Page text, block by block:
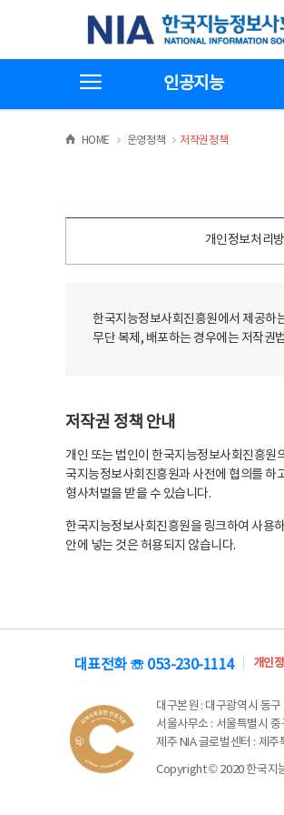
기
한국지능정보사회진흥원
인공지능
HOME >운영정책 >
저작권정책
개인정보처리
한국지능정보사회진흥원에서 제공하
무단 복제, 배포하는 경우에는 저작권
저작권 정책 안내
개인 또는 법인이 한국지능정보사회진흥원
국지능정보사회진흥원과 사전에 협의를 하
형사처벌을 받을 수 있습니다.
한국지능정보사회진흥원을 링크하여 사용
안에 넣는 것은 허용되지 않습니다.
대표전화 ☏ 053-230-1114 개인
대구본원 : 대구광역시 동
서울사무소 : 서울특별시
제주 NIA 글로벌센터 : 제주
Copyright © 2020 한국지